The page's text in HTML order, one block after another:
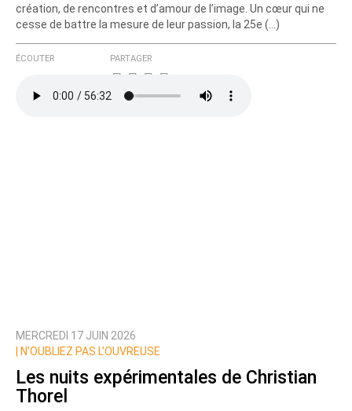
création, de rencontres et d’amour de l’image. Un cœur qui ne
cesse de battre la mesure de leur passion, la 25e (…)
ÉCOUTER PARTAGER
MERCREDI 17 JUIN 2026
N’OUBLIEZ PAS L’OUVREUSE
Les nuits expérimentales de Christian
Thorel